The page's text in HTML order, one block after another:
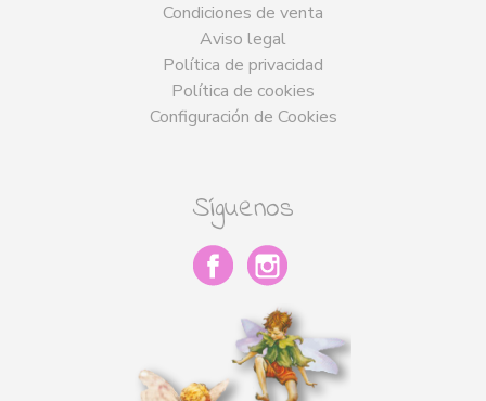
Condiciones de venta
Aviso legal
Política de privacidad
Política de cookies
Configuración de Cookies
Síguenos